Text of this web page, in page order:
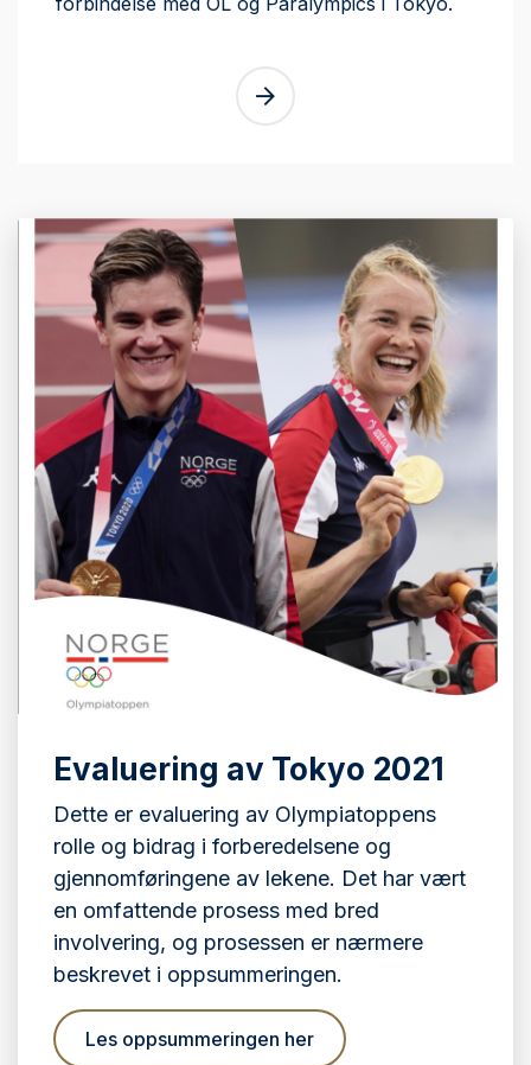
Evaluering av Tokyo 2021
Dette er evaluering av Olympiatoppens
rolle og bidrag i forberedelsene og
gjennomføringene av lekene. Det har vært
en omfattende prosess med bred
involvering, og prosessen er nærmere
beskrevet i oppsummeringen.
Les oppsummeringen her